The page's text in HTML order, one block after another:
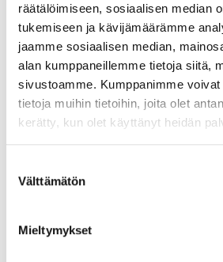
räätälöimiseen, sosiaalisen median
tukemiseen ja kävijämäärämme
jaamme sosiaalisen median,
alan kumppaneillemme tietoja siitä,
sivustoamme. Kumppanimme
tietoja muihin tietoihin, joita olet
kerätty, kun olet käyttänyt heidän
valinta
Välttämätön
Mieltymykset
Etusivu